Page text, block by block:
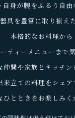
自身が腕をふるう自由
具を豊富に取り揃え
本格的なお料理から
ティーメニューまで
仲間や家族とキッチン
来立ての料理をシェア
ひとときをお楽しみく